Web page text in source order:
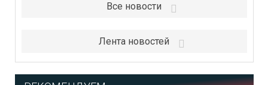
Все новости
Лента новостей